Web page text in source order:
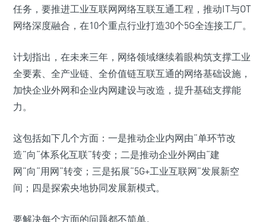
任务，要推进工业互联网网络互联互通工程，推动IT与OT
网络深度融合，在10个重点行业打造30个5G全连接工厂。
计划指出，在未来三年，网络领域继续着眼构筑支撑工业
全要素、全产业链、全价值链互联互通的网络基础设施，
加快企业外网和企业内网建设与改造，提升基础支撑能
力。
这包括如下几个方面：一是推动企业内网由“单环节改
造”向“体系化互联”转变；二是推动企业外网由“建
网”向“用网”转变；三是拓展“5G+工业互联网”发展新空
间；四是探索央地协同发展新模式。
要解决每个方面的问题都不简单。